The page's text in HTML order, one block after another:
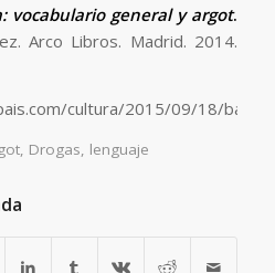
vocabulario general y argot.
Arco Libros. Madrid. 2014.
cultura/2015/09/18/
, Drogas, lenguaje